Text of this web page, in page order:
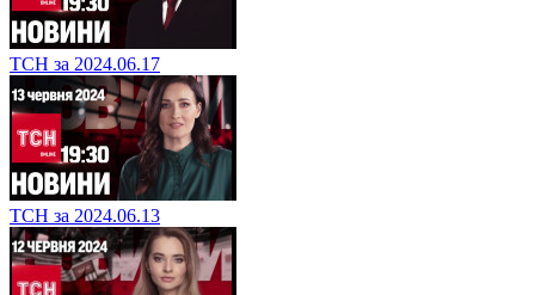
ТСН за 2024.06.17
ТСН за 2024.06.13